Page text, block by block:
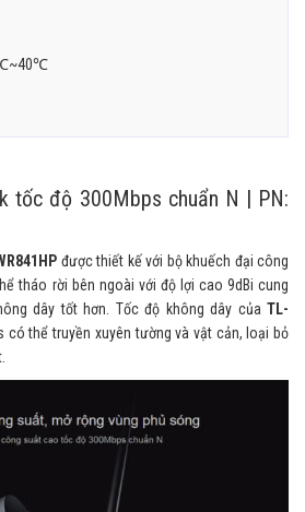
tốc độ 300Mbps chuẩn N | PN:
được thiết kế với bộ khuếch đại công
tháo rời bên ngoài với độ lợi cao 9dBi cung
dây tốt hơn. Tốc độ không dây của TL-
có thể truyền xuyên tường và vật cản, loại bỏ